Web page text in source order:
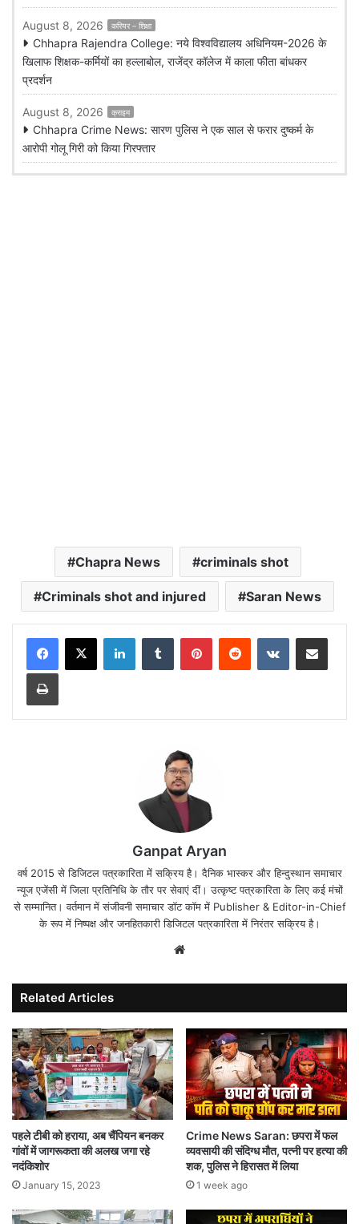
August 8, 2026 करियर – शिक्षा
Chhapra Rajendra College: नये विश्वविद्यालय अधिनियम-2026 के
खिलाफ शिक्षक-कर्मियों का हल्लाबोल, राजेंद्र कॉलेज में काला फीता बांधकर
प्रदर्शन
August 8, 2026 क्राइम
Chhapra Crime News: सारण पुलिस ने एक साल से फरार दुष्कर्म के
आरोपी गोलू गिरी को किया गिरफ्तार
Chapra News criminals shot
Criminals shot and injured Saran News
LinkedInTumblr PinterestReddit VKontakteShare via Email
Print
Ganpat Aryan
वर्ष 2015 से डिजिटल पत्रकारिता में सक्रिय है। दैनिक भास्कर और हिन्दुस्थान समाचार
न्यूज एजेंसी में जिला प्रतिनिधि के तौर पर सेवाएं दीं। उत्कृष्ट पत्रकारिता के लिए कई मंचों
से सम्मानित। वर्तमान में संजीवनी समाचार डॉट कॉम में Publisher & Editor-in-Chief
के रूप में निष्पक्ष और जनहितकारी डिजिटल पत्रकारिता में निरंतर सक्रिय है।
Related Articles
पहले टीबी को हराया, अब चैंपियन बनकर
गांवों में जागरूकता की अलख जगा रहे
नदंकिशोर
January 15, 2023
Crime News Saran: छपरा में फल
व्यवसायी की संदिग्ध मौत, पत्नी पर हत्या की
शक, पुलिस ने हिरासत में लिया
1 week ago